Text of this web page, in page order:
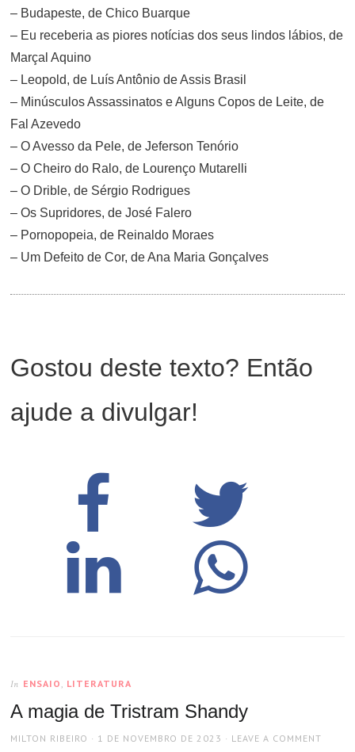
– Budapeste, de Chico Buarque
– Eu receberia as piores notícias dos seus lindos lábios, de
Marçal Aquino
– Leopold, de Luís Antônio de Assis Brasil
– Minúsculos Assassinatos e Alguns Copos de Leite, de
Fal Azevedo
– O Avesso da Pele, de Jeferson Tenório
– O Cheiro do Ralo, de Lourenço Mutarelli
– O Drible, de Sérgio Rodrigues
– Os Supridores, de José Falero
– Pornopopeia, de Reinaldo Moraes
– Um Defeito de Cor, de Ana Maria Gonçalves
Gostou deste texto? Então
ajude a divulgar!
In ENSAIO LITERATURA
A magia de Tristram Shandy
AUTHOR
MILTON RIBEIRO
POSTED
1 DE NOVEMBRO DE 2023 LEAVE A COMMENT